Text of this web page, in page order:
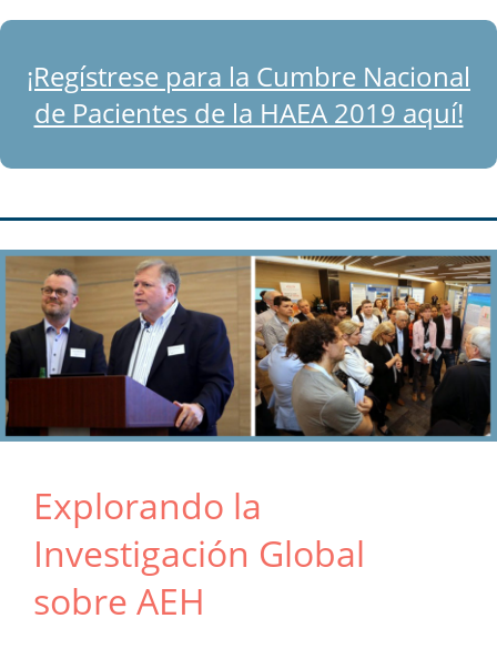
¡Regístrese para la Cumbre Nacional
de Pacientes de la HAEA 2019 aquí!
Explorando la
Investigación Global
sobre AEH